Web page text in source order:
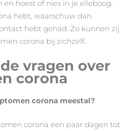
hoest of nies in je elleboog.
hebt, waarschuw dan
hebt gehad. Zo kunnen zij
corona bij zichzelf.
vragen over
corona
corona meestal?
corona een paar dagen tot